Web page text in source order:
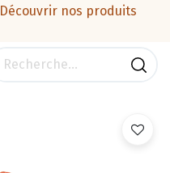
Découvrir nos produits